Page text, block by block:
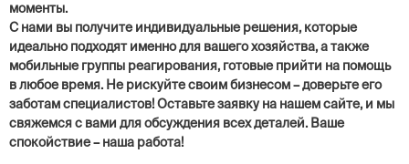
моменты.
С нами вы получите индивидуальные решения, которые
идеально подходят именно для вашего хозяйства, а также
мобильные группы реагирования, готовые прийти на помощь
в любое время. Не рискуйте своим бизнесом – доверьте его
заботам специалистов! Оставьте заявку на нашем сайте, и мы
свяжемся с вами для обсуждения всех деталей. Ваше
спокойствие – наша работа!